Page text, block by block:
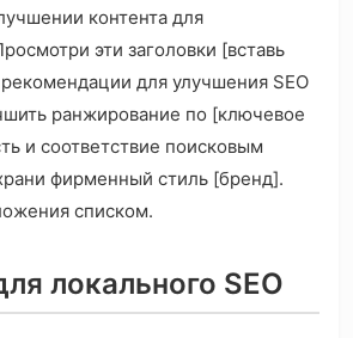
контента для
эти заголовки [вставь
для улучшения SEO
ранжирование по [ключевое
и соответствие поисковым
фирменный стиль [бренд].
списком.
локального SEO